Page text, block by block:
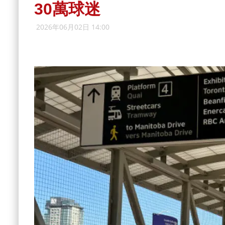
30萬球迷
2026年06月02日 14:00